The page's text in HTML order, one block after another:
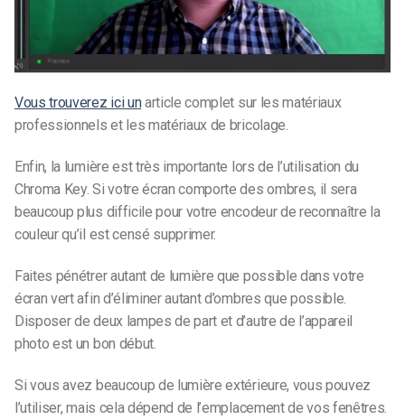
Vous trouverez ici unarticle complet sur les matériaux
professionnels et les matériaux de bricolage.
Enfin, la lumière est très importante lors de l’utilisation du
Chroma Key. Si votre écran comporte des ombres, il sera
beaucoup plus difficile pour votre encodeur de reconnaître la
couleur qu’il est censé supprimer.
Faites pénétrer autant de lumière que possible dans votre
écran vert afin d’éliminer autant d’ombres que possible.
Disposer de deux lampes de part et d’autre de l’appareil
photo est un bon début.
Si vous avez beaucoup de lumière extérieure, vous pouvez
l’utiliser, mais cela dépend de l’emplacement de vos fenêtres.